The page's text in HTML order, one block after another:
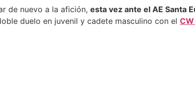
de nuevo a la afición, esta vez ante el AE Santa
duelo en juvenil y cadete masculino con el